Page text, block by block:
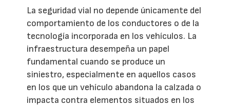
La seguridad vial no depende únicamente del
comportamiento de los conductores o de la
tecnología incorporada en los vehículos. La
infraestructura desempeña un papel
fundamental cuando se produce un
siniestro, especialmente en aquellos casos
en los que un vehículo abandona la calzada o
impacta contra elementos situados en los